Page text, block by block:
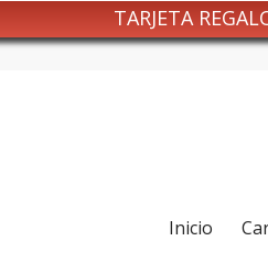
TARJETA
Inicio